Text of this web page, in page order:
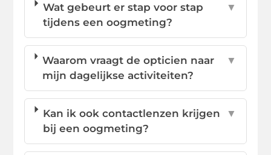
Wat gebeurt er stap voor stap
tijdens een oogmeting?
▼
Waarom vraagt de opticien naar
mijn dagelijkse activiteiten?
▼
Kan ik ook contactlenzen krijgen
bij een oogmeting?
▼